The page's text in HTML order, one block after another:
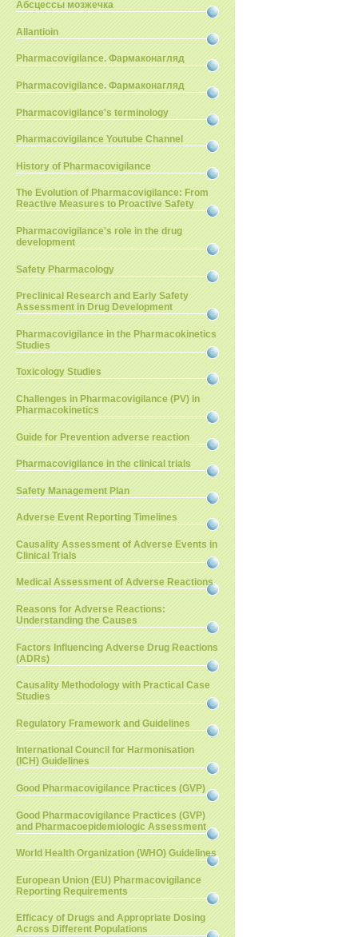
Абсцессы мозжечка
Allantioin
Pharmacovigilance. Фармаконагляд
Pharmacovigilance. Фармаконагляд
Pharmacovigilance's terminology
Pharmacovigilance Youtube Channel
History of Pharmacovigilance
The Evolution of Pharmacovigilance: From
Reactive Measures to Proactive Safety
Pharmacovigilance's role in the drug
development
Safety Pharmacology
Preclinical Research and Early Safety
Assessment in Drug Development
Pharmacovigilance in the Pharmacokinetics
Studies
Toxicology Studies
Challenges in Pharmacovigilance (PV) in
Pharmacokinetics
Guide for Prevention adverse reaction
Pharmacovigilance in the clinical trials
Safety Management Plan
Adverse Event Reporting Timelines
Causality Assessment of Adverse Events in
Clinical Trials
Medical Assessment of Adverse Reactions
Reasons for Adverse Reactions:
Understanding the Causes
Factors Influencing Adverse Drug Reactions
(ADRs)
Causality Methodology with Practical Case
Studies
Regulatory Framework and Guidelines
International Council for Harmonisation
(ICH) Guidelines
Good Pharmacovigilance Practices (GVP)
Good Pharmacovigilance Practices (GVP)
and Pharmacoepidemiologic Assessment
World Health Organization (WHO) Guidelines
European Union (EU) Pharmacovigilance
Reporting Requirements
Efficacy of Drugs and Appropriate Dosing
Across Different Populations